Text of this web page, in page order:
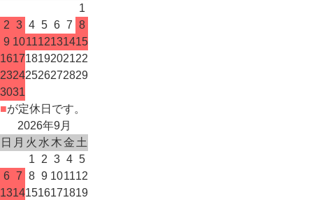
1
2 3 4 5 6 7 8
9 101112131415
16171819202122
23242526272829
3031
■が定休日です。
2026年9月
日 月 火 水 木金 土
1
2 3 4 5
6 7 8 9 101112
13141516171819